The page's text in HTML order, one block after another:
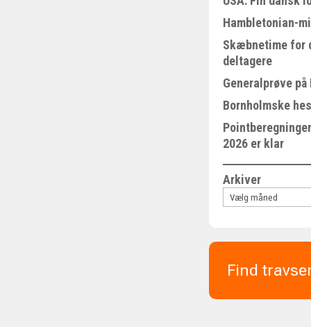
Hambletonian-
Skæbnetime for
deltagere
Generalprøve
Bornholmske
2026 er klar
Arkiver
Find